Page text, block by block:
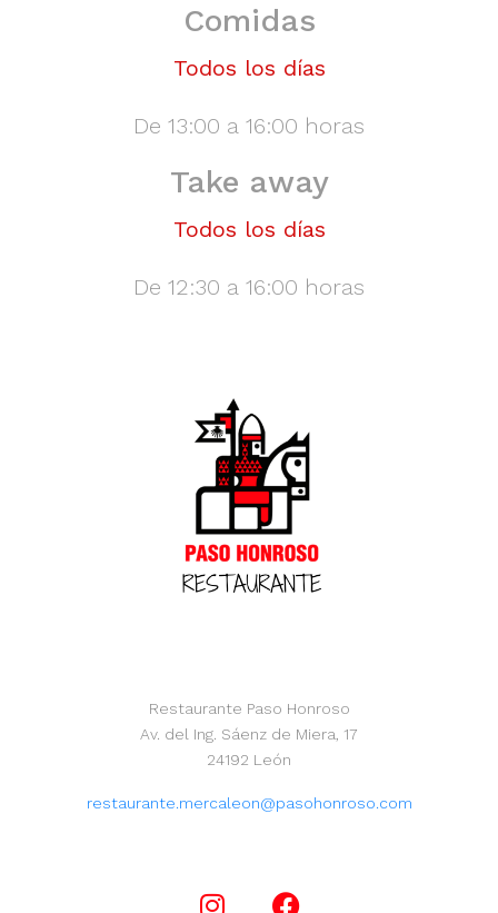
Comidas
Todos los días
De 13:00 a 16:00 horas
Take away
Todos los días
De 12:30 a 16:00 horas
Restaurante Paso Honroso
Av. del Ing. Sáenz de Miera, 17
24192 León
restaurante.mercaleon@pasohonroso.com